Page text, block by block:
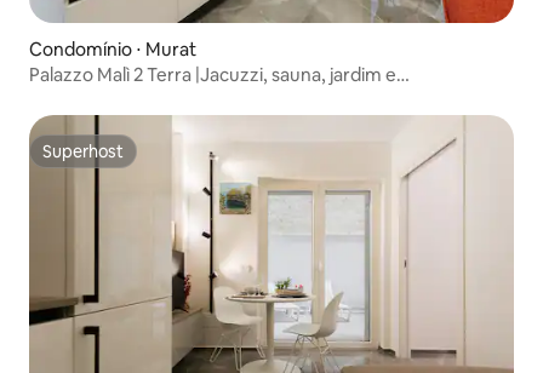
Condomínio ⋅ Murat
Palazzo Malì 2 Terra |Jacuzzi, sauna, jardim e
Superhost
Superhost